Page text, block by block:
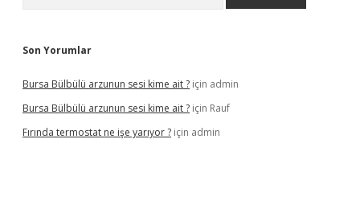
Son Yorumlar
Bursa Bülbülü arzunun sesi kime ait ? için admin
Bursa Bülbülü arzunun sesi kime ait ? için Rauf
Fırında termostat ne işe yarıyor ? için admin